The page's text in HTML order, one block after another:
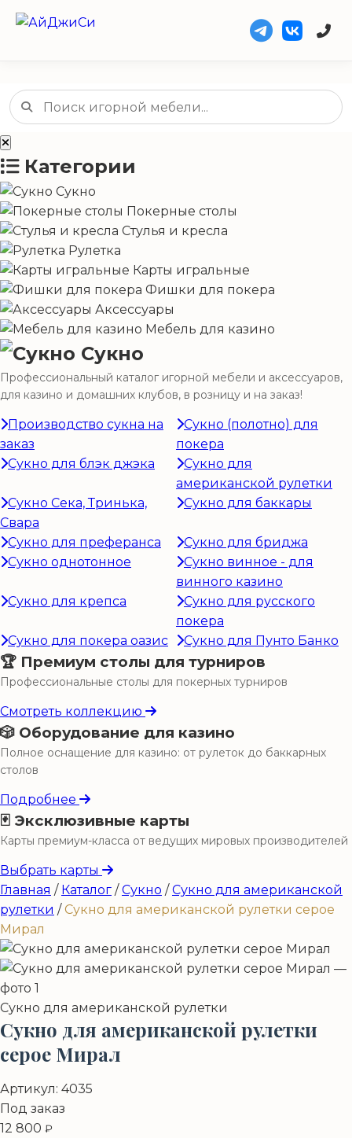
Категории
Сукно
Покерные столы
Стулья и кресла
Рулетка
Карты игральные
Фишки для покера
Аксессуары
Мебель для казино
Сукно
Профессиональный каталог игорной мебели и аксессуаров,
для казино и домашних клубов, в розницу и на заказ!
Производство сукна на
заказ
Сукно (полотно) для
покера
Сукно для блэк джэка
Сукно для
американской рулетки
Сукно Сека, Тринька,
Свара
Сукно для баккары
Сукно для преферанса
Сукно для бриджа
Сукно однотонное
Сукно винное - для
винного казино
Сукно для крепса
Сукно для русского
покера
Сукно для покера оазис
Сукно для Пунто Банко
🏆 Премиум столы для турниров
Профессиональные столы для покерных турниров
Смотреть коллекцию
🎲 Оборудование для казино
Полное оснащение для казино: от рулеток до баккарных
столов
Подробнее
🃏 Эксклюзивные карты
Карты премиум-класса от ведущих мировых производителей
Выбрать карты
Главная / Каталог / Сукно / Сукно для американской
рулетки / Сукно для американской рулетки серое
Мирал
Сукно для американской рулетки
Сукно для американской рулетки
серое Мирал
Артикул: 4035
Под заказ
12 800 ₽